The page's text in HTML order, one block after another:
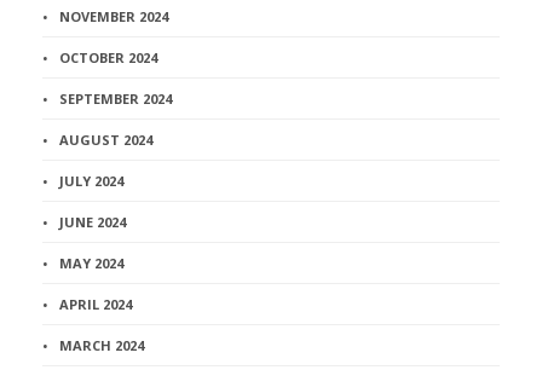
NOVEMBER 2024
OCTOBER 2024
SEPTEMBER 2024
AUGUST 2024
JULY 2024
JUNE 2024
MAY 2024
APRIL 2024
MARCH 2024